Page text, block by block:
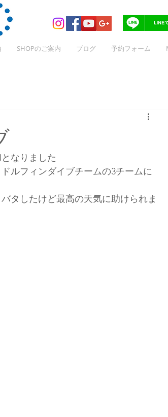
SHOPのご案内 ブログ 予約フォーム
なりました
ルフィンダイブチームの3チームに
タしたけど最高の天気に助けられま